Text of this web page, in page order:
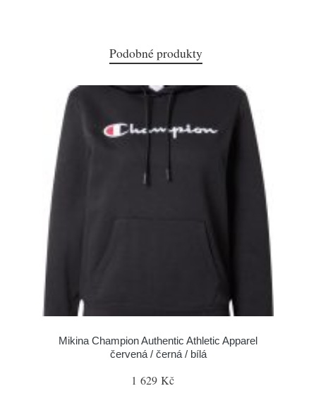
Podobné produkty
Mikina Champion Authentic Athletic Apparel
červená / černá / bílá
1 629 Kč